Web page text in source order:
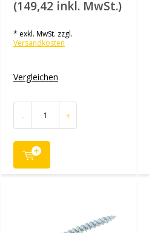
(149,42 inkl. MwSt.)
* exkl. MwSt. zzgl.
Versandkosten
Vergleichen
- +